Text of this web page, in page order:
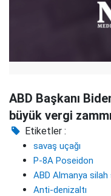
ABD Başkanı
büyük vergi
Etiketler :
savaş uçağı
P-8A Poseidon
ABD Almanya silah
Anti-denizaltı